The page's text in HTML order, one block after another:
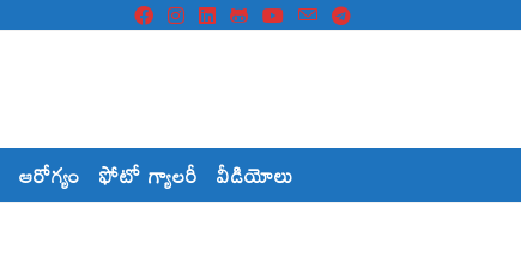
ఆరోగ్యం ఫోటో గ్యాలరీ వీడియోలు